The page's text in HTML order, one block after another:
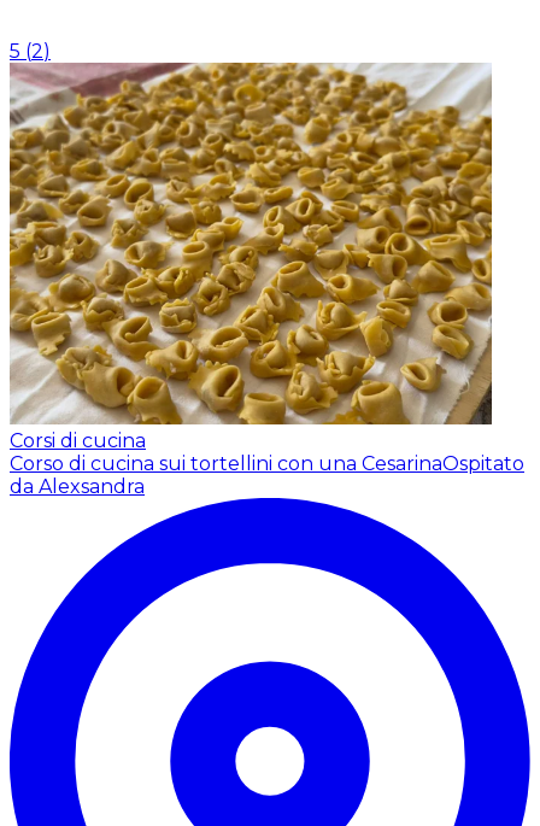
5 (2)
Corsi di cucina
Corso di cucina sui tortellini con una CesarinaOspitato
da Alexsandra